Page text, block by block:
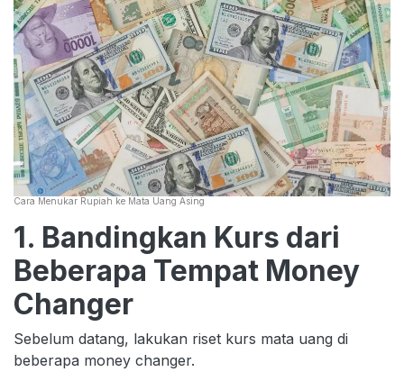
Cara Menukar Rupiah ke Mata Uang Asing
1. Bandingkan Kurs dari
Beberapa Tempat Money
Changer
Sebelum datang, lakukan riset kurs mata uang di
beberapa money changer.